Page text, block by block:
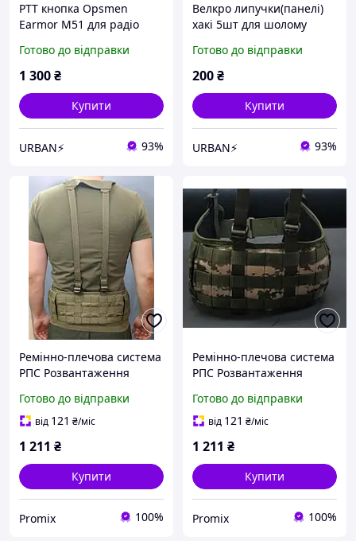
PTT кнопка Opsmen
Earmor M51 для радіо
Готово до відправки
1 300₴
Купити
URBAN⚡ 93%
Велкро липучки(панелі)
хакі 5шт для шолому
Готово до відправки
200₴
Купити
URBAN⚡ 93%
Ремінно-плечова система
РПС Розвантаження
Готово до відправки
від 121 ₴/міс
1 211 ₴
Купити
Promix 100%
Ремінно-плечова система
РПС Розвантаження
Готово до відправки
від 121 ₴/міс
1 211 ₴
Купити
Promix 100%